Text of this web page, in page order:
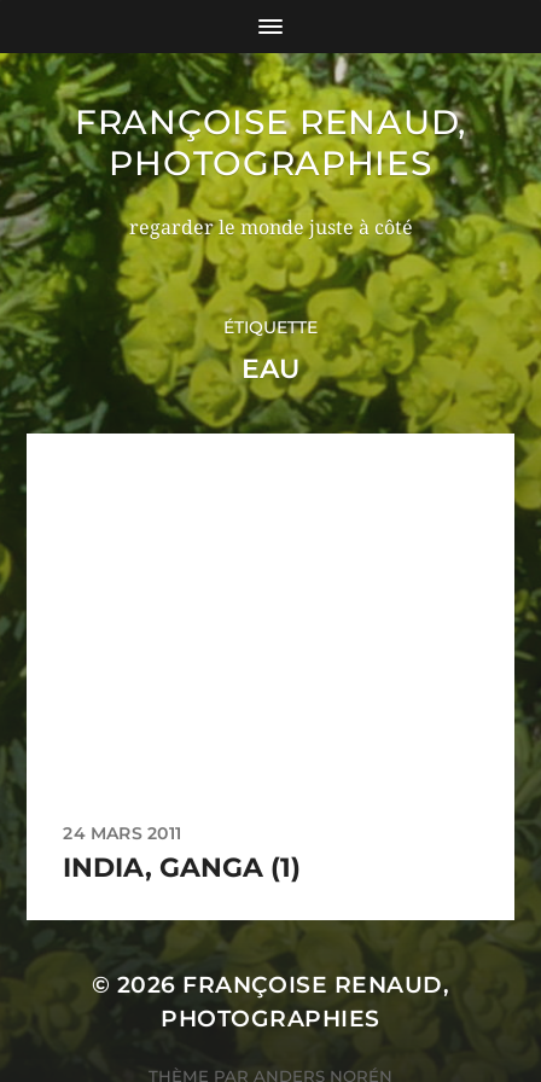
FRANÇOISE RENAUD,
PHOTOGRAPHIES
regarder le monde juste à côté
ÉTIQUETTE
EAU
24 MARS 2011
INDIA, GANGA (1)
© 2026 FRANÇOISE RENAUD,
PHOTOGRAPHIES
THÈME PAR ANDERS NORÉN